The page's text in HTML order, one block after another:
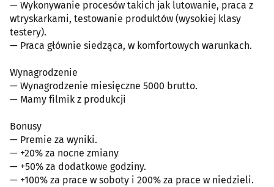
— Wykonywanie procesów takich jak lutowanie, praca z
wtryskarkami, testowanie produktów (wysokiej klasy
testery).
— Praca głównie siedząca, w komfortowych warunkach.
Wynagrodzenie
— Wynagrodzenie miesięczne 5000 brutto.
— Mamy filmik z produkcji
Bonusy
— Premie za wyniki.
— +20% za nocne zmiany
— +50% za dodatkowe godziny.
— +100% za prace w soboty i 200% za prace w niedzieli.